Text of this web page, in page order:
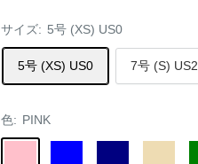
サイズ: 5号 (XS) US0
5号 (XS) US0 7号 (S) US2
色: PINK